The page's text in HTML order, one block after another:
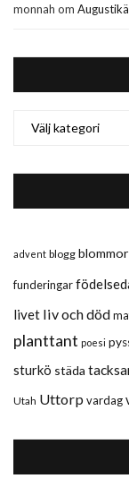
monnah om
advent blogg blommor
funderingar
livet liv och död
planttant poesi
sturkö städa
Utah Uttorp vardag